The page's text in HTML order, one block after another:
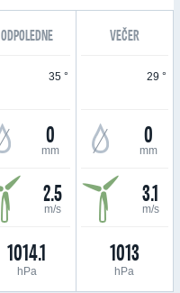
ODPOLEDNE VEČER
35 °
0
mm
2.5
m/s
1014.1
hPa
29 °
0
mm
3.1
m/s
1013
hPa